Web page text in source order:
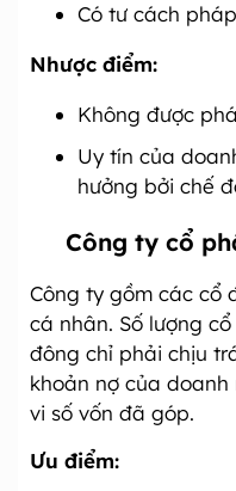
Có tư cách
Nhược điểm:
Không được
Uy tín của
hưởng bởi chế
Công ty cổ
Công ty gồm các cổ
cá nhân. Số lượng
đông chỉ phải chịu
khoản nợ của
vi số vốn đã góp.
Ưu điểm: